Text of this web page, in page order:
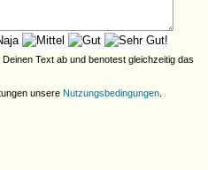
Text ab und benotest gleichzeitig das
unsereNutzungsbedingungen